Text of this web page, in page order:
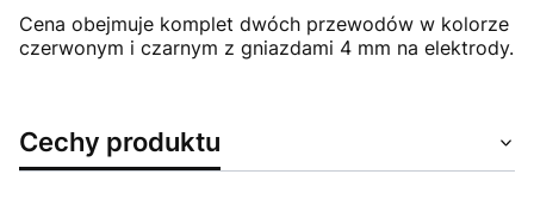
Cena obejmuje komplet dwóch przewodów w kolorze
czerwonym i czarnym z gniazdami 4 mm na elektrody.
Cechy produktu